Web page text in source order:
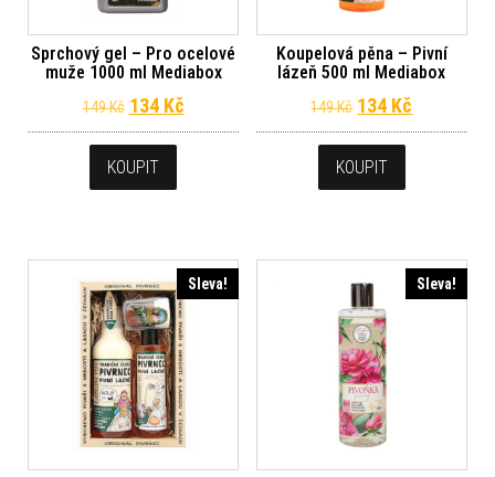
Sprchový gel – Pro ocelové
muže 1000 ml Mediabox
149Kč Původní cena byla: 149 Kč.
134 KčAktuální cena je: 134 Kč.
KOUPIT
Koupelová pěna – Pivní
lázeň 500 ml Mediabox
149Kč Původní cena
134 Kč
KOUPIT
Sleva! Sleva!